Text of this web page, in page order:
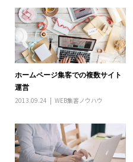
ホームページ集客での複数サイト
運営
2013.09.24 WEB集客ノウハウ